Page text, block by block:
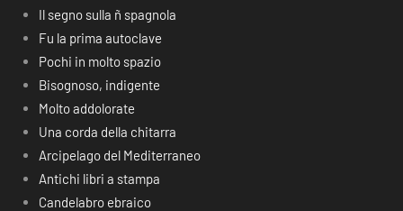
Il segno sulla ñ spagnola
Fu la prima autoclave
Pochi in molto spazio
Bisognoso, indigente
Molto addolorate
Una corda della chitarra
Arcipelago del Mediterraneo
Antichi libri a stampa
Candelabro ebraico